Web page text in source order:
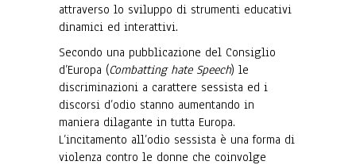
attraverso lo sviluppo di strumenti educativi
dinamici ed interattivi.
Secondo una pubblicazione del Consiglio
d’Europa (Combatting hate Speech) le
discriminazioni a carattere sessista ed i
discorsi d’odio stanno aumentando in
maniera dilagante in tutta Europa.
L’incitamento all’odio sessista è una forma di
violenza contro le donne che coinvolge